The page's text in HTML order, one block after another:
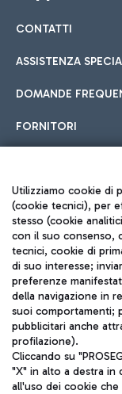
Cucina
Fast Food
Hotel in
Scegli l'alloggio più
all'aeroporto.
Car sharing
Con il Car Sharing
Treno
Raggiungi
tramite i servizi
CONTATTI
ASSISTENZA
DOMANDE
FORNITORI
Seguici sui
Utilizziamo cookie di
(cookie tecnici), per
stesso (cookie
con il suo consenso,
tecnici, cookie di
di suo interesse;
preferenze
della navigazione in
suoi comportamenti;
pubblicitari anche
profilazione).
Cliccando su
"X" in alto a destra in
all'uso dei cookie